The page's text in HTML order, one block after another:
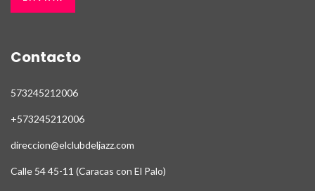
Contacto
573245212006
+573245212006
direccion@elclubdeljazz.com
Calle 54 45-11 (Caracas con El Palo)